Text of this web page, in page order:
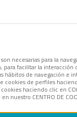
necesarias para la
facilitar la
hábitos de navegación e
de perfiles
haciendo clic en
nuestro CENTRO DE